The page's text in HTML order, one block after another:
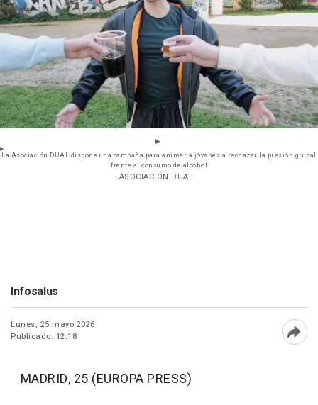
La Asociación DUAL dispone una campaña para animar a jóvenes a rechazar la presión grupal
frente al consumo de alcohol
- ASOCIACIÓN DUAL
Infosalus
Lunes, 25 mayo 2026
Publicado: 12:18
MADRID, 25 (EUROPA PRESS)